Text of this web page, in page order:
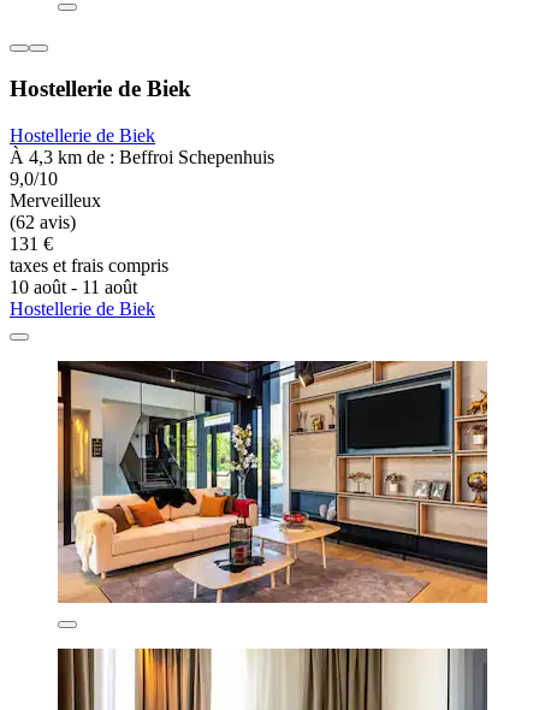
Hostellerie de Biek
Hostellerie de Biek
À 4,3 km de : Beffroi Schepenhuis
9,0/10
Merveilleux
(62 avis)
131 €
taxes et frais compris
10 août - 11 août
Hostellerie de Biek